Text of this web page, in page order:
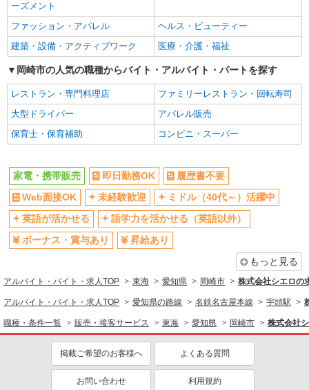
ーズメント
ファッション・アパレル
ヘルス・ビューティー
建築・設備・アクティブワーク
医療・介護・福祉
岡崎市の人気の職種からバイト・アルバイト・パートを探す
レストラン・専門料理店
ファミリーレストラン・回転寿司
大型ドライバー
アパレル販売
保育士・保育補助
コンビニ・スーパー
家電・携帯販売 即日勤務OK
履歴書不要
Web面接OK
未経験歓迎
ミドル（40代～）活躍中
英語が活かせる
語学力を活かせる（英語以外）
ボーナス・賞与あり
昇給あり
もっと見る
アルバイト・バイト・求人TOP 東海 愛知県 岡崎市 株式会社シエロの
アルバイト・バイト・求人TOP 愛知県の路線 名鉄名古屋本線 宇頭駅
職種・条件一覧 販売・接客サービス 東海 愛知県 岡崎市 株式会社
掲載ご希望のお客様へ よくある質問
お問い合わせ 利用規約